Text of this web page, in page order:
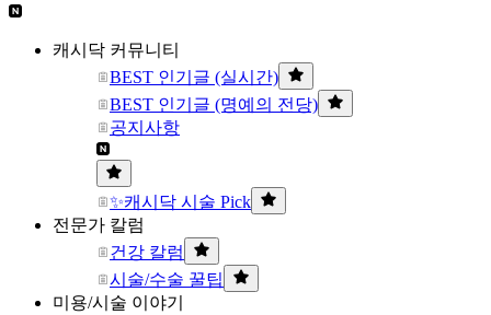
캐시닥 커뮤니티
BEST 인기글 (실시간)
BEST 인기글 (명예의 전당)
공지사항
✨캐시닥 시술 Pick
전문가 칼럼
건강 칼럼
시술/수술 꿀팁
미용/시술 이야기